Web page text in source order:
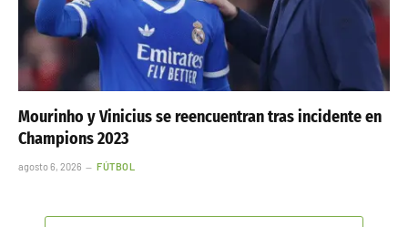
Mourinho y Vinicius se reencuentran tras incidente en
Champions 2023
agosto 6, 2026 FÚTBOL